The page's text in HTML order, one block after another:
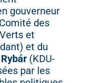
gouverneur
des
et
et du
(KDU-
par les